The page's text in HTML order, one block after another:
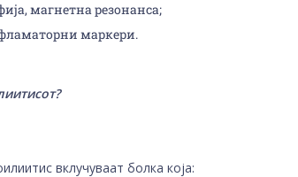
магнетна резонанса;
маркери.
от?
вклучуваат болка која: